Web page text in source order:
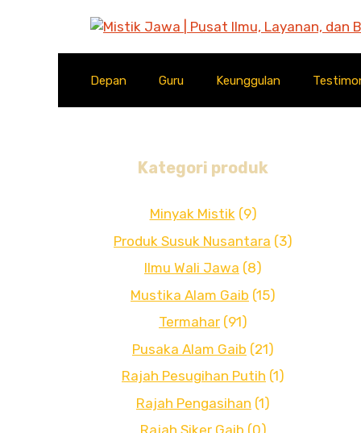
Depan Guru Keunggulan
Kategori produk
Minyak Mistik (9)
Produk Susuk Nusantara (3)
Ilmu Wali Jawa (8)
Mustika Alam Gaib (15)
Termahar (91)
Pusaka Alam Gaib (21)
Rajah Pesugihan Putih (1)
Rajah Pengasihan (1)